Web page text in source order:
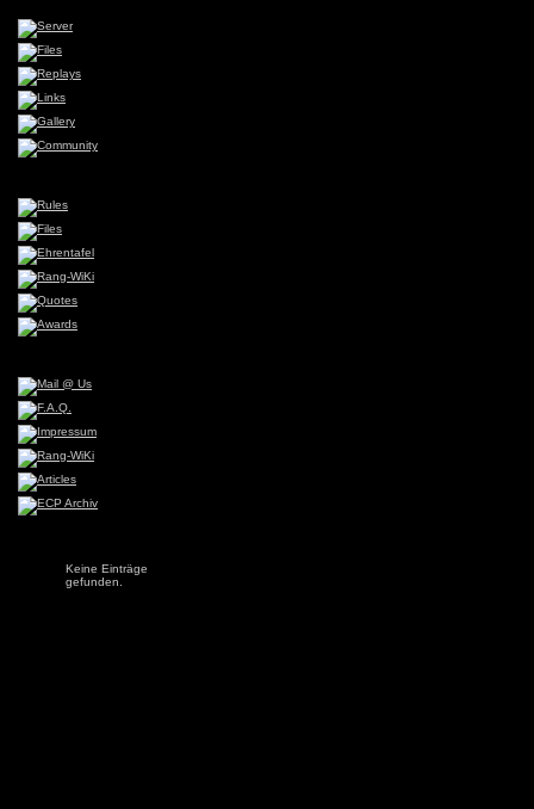
Keine Einträge
gefunden.